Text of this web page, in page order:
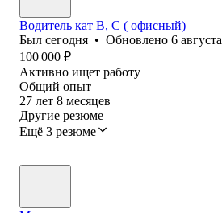
Водитель кат В, С ( офисный)
Был сегодня • Обновлено 6 августа
100 000 ₽
Активно ищет работу
Общий опыт
27 лет 8 месяцев
Другие резюме
Ещё 3 резюме